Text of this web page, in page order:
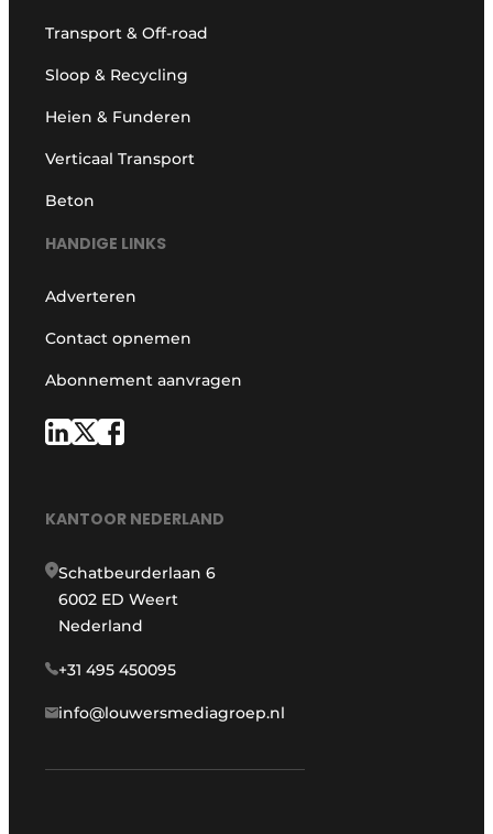
Transport & Off-road
Sloop & Recycling
Heien & Funderen
Verticaal Transport
Beton
HANDIGE LINKS
Adverteren
Contact opnemen
Abonnement aanvragen
KANTOOR NEDERLAND
Schatbeurderlaan 6
6002 ED Weert
Nederland
+31 495 450095
info@louwersmediagroep.nl